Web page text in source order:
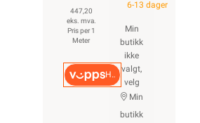
447,20
eks. mva.
Pris per 1
Meter
Hurtigkasse
6-13 dager
Min
butikk
ikke
valgt,
velg
Min
butikk